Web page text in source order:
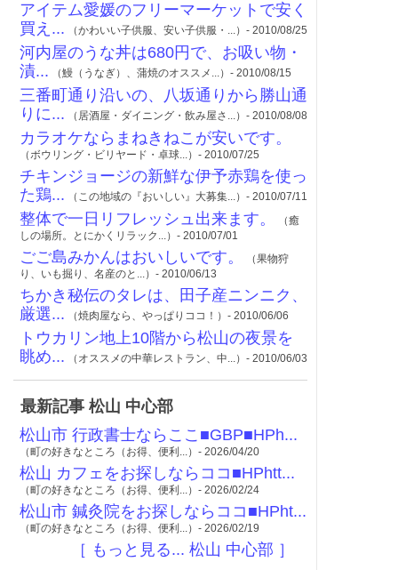
アイテム愛媛のフリーマーケットで安く
買え... （かわいい子供服、安い子供服・...）- 2010/08/25
河内屋のうな丼は680円で、お吸い物・
漬... （鰻（うなぎ）、蒲焼のオススメ...）- 2010/08/15
三番町通り沿いの、八坂通りから勝山通
りに... （居酒屋・ダイニング・飲み屋さ...）- 2010/08/08
カラオケならまねきねこが安いです。
（ボウリング・ビリヤード・卓球...）- 2010/07/25
チキンジョージの新鮮な伊予赤鶏を使っ
た鶏... （この地域の『おいしい』大募集...）- 2010/07/11
整体で一日リフレッシュ出来ます。
（癒
しの場所。とにかくリラック...）- 2010/07/01
ごご島みかんはおいしいです。
（果物狩
り、いも掘り、名産のと...）- 2010/06/13
ちかき秘伝のタレは、田子産ニンニク、
厳選... （焼肉屋なら、やっぱりココ！）- 2010/06/06
トウカリン地上10階から松山の夜景を
眺め... （オススメの中華レストラン、中...）- 2010/06/03
最新記事 松山 中心部
松山市 行政書士ならここ■GBP■HPh...
（町の好きなところ（お得、便利...）- 2026/04/20
松山 カフェをお探しならココ■HPhtt...
（町の好きなところ（お得、便利...）- 2026/02/24
松山市 鍼灸院をお探しならココ■HPht...
（町の好きなところ（お得、便利...）- 2026/02/19
［ もっと見る... 松山 中心部 ］